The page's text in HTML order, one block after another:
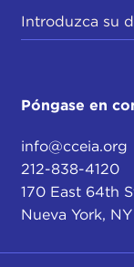
Póngase en
info@cceia.org
212-838-4120
170 East 64th
Nueva York,